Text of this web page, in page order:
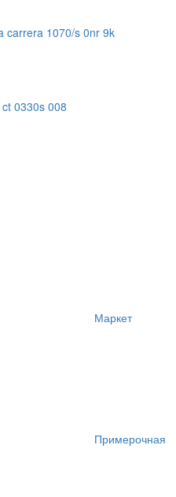
carrera 1070/s 0nr 9k
0330s 008
Маркет
Примерочная